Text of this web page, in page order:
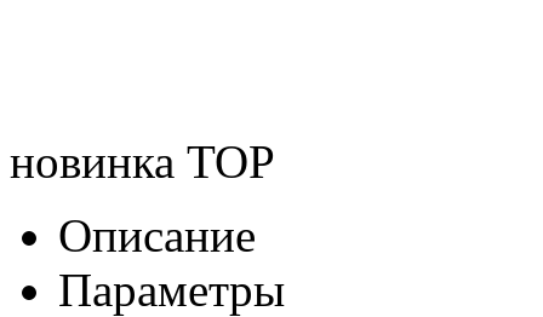
новинка TOP
Описание
Параметры